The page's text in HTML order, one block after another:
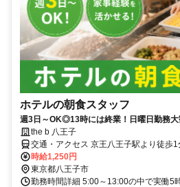
ホテルの朝食スタッフ
週3日～OK◎13時には終業！日曜日勤務大
the b 八王子
交通・アクセス 京王八王子駅より徒歩1
7分
時給1,250円
東京都八王子市
勤務時間詳細 5:00～13:00の中で実働5